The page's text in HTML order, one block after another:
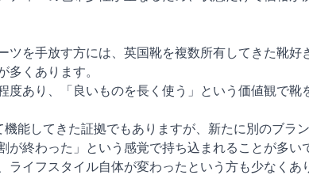
を手放す方には、英国靴を複数所有してきた靴好
くあります。
あり、「良いものを長く使う」という価値観で靴
能してきた証拠でもありますが、新たに別のブラ
終わった」という感覚で持ち込まれることが多い
イフスタイル自体が変わったという方も少なくあ